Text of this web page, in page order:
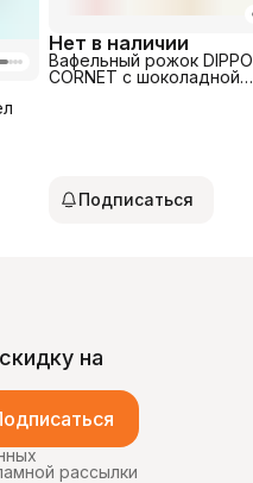
Нет в наличии
Вафельный рожок DIPPO
CORNET с шоколадной
Подписаться
на
рассылки